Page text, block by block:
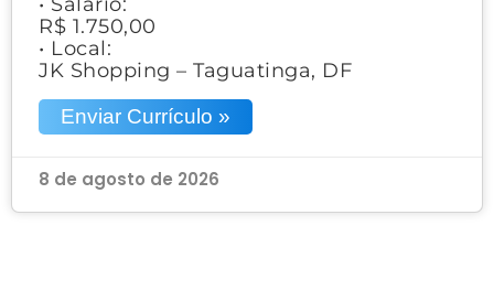
R$ 1.750,00
• Local:
JK Shopping – Taguatinga, DF
Enviar Currículo »
8 de agosto de 2026